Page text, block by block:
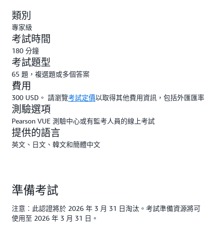
類別
專家級
考試時間
180 分鐘
考試題型
65 題，複選題或多個答案
費用
300 USD。 請瀏覽考試定價以取得其他費用資訊，包括外匯匯率
測驗選項
Pearson VUE 測驗中心或有監考人員的線上考試
提供的語言
英文、日文、韓文和簡體中文
準備考試
注意︰此認證將於 2026 年 3 月 31 日淘汰。考試準備資源將可
使用至 2026 年 3 月 31 日。